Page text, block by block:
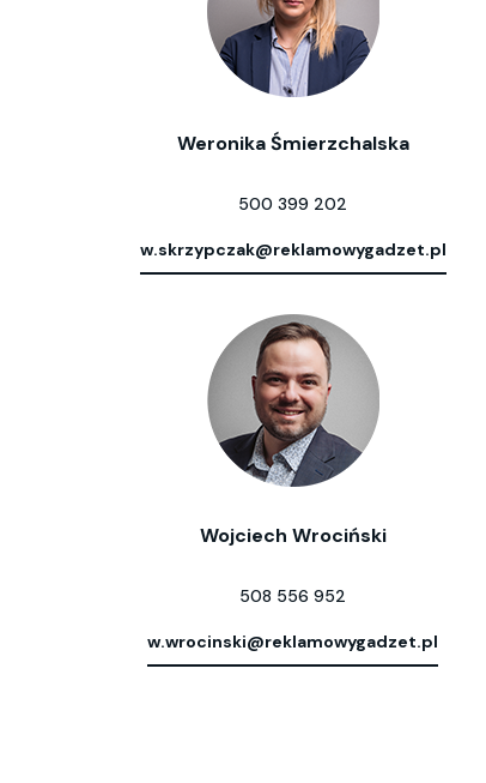
Weronika Śmierzchalska
500 399 202
w.skrzypczak@reklamowygadzet.pl
Wojciech Wrociński
508 556 952
w.wrocinski@reklamowygadzet.pl